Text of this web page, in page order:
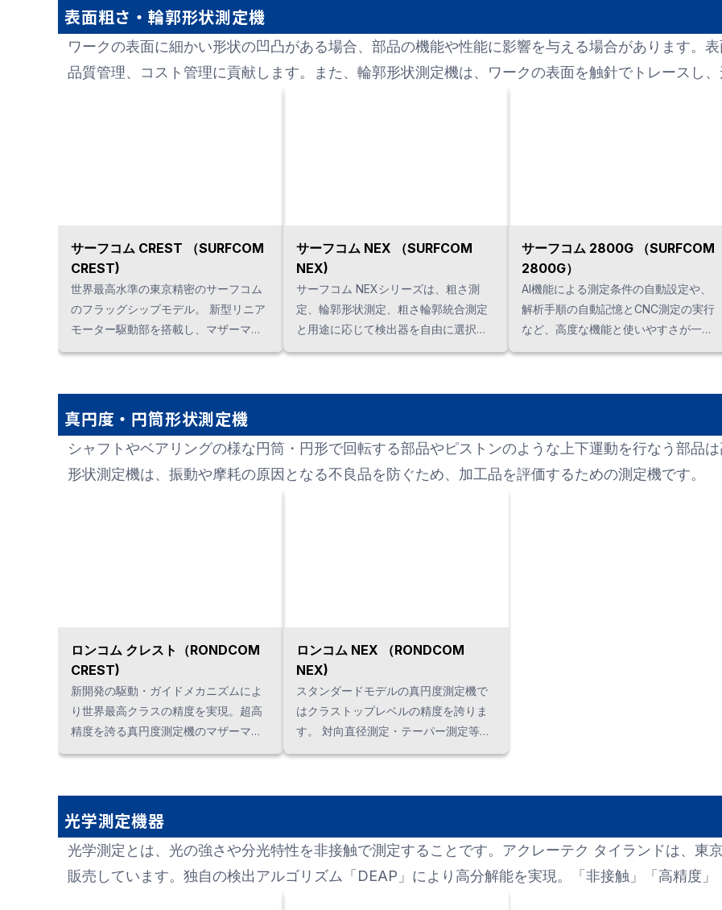
可能で、あらゆるアプリケーションに
対応します。
表面粗さ・輪郭形状測定機
ワークの表面に細かい形状の凹凸がある場合、部品の機能や性能に影響を与える場合があります。
品質管理、コスト管理に貢献します。また、輪郭形状測定機は、ワークの表面を触針でトレースし、
サーフコム CREST （SURFCOM
CREST)
世界最高水準の東京精密のサーフコム
のフラッグシップモデル。 新型リニア
モーター駆動部を搭載し、マザーマシ
ンとしての完成度を極めました。
サーフコム NEX （SURFCOM
NEX)
サーフコム NEXシリーズは、粗さ測
定、輪郭形状測定、粗さ輪郭統合測定
と用途に応じて検出器を自由に選択で
きます。 NEXシリーズは当社独自の低
サーフコム 2800G （SURFCOM
2800G）
AI機能による測定条件の自動設定や、
解析手順の自動記憶とCNC測定の実行
など、高度な機能と使いやすさが一体
となった表面粗さ・輪郭形状複合測定
真円度・円筒形状測定機
シャフトやベアリングの様な円筒・円形で回転する部品やピストンのような上下運動を行なう部品
形状測定機は、振動や摩耗の原因となる不良品を防ぐため、加工品を評価するための測定機です。
ロンコム クレスト（RONDCOM
CREST)
新開発の駆動・ガイドメカニズムによ
り世界最高クラスの精度を実現。超高
精度を誇る真円度測定機のマザーマシ
ンです。
ロンコム NEX （RONDCOM
NEX)
スタンダードモデルの真円度測定機で
はクラストップレベルの精度を誇りま
す。 対向直径測定・テーパー測定等、
これまでにない機能も充実。Rsモデル
光学測定機器
光学測定とは、光の強さや分光特性を非接触で測定することです。アクレーテク タイランドは、東
販売しています。独自の検出アルゴリズム「DEAP」により高分解能を実現。「非接触」「高精度」